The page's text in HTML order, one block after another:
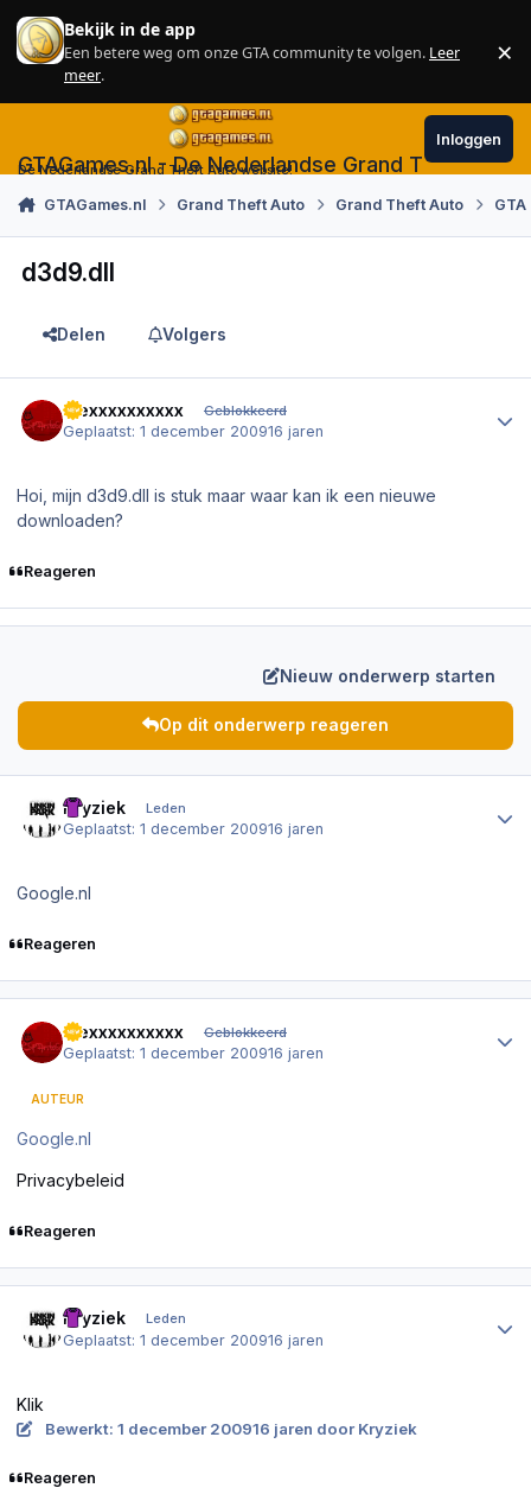
Skip to content
Bekijk in de app
Een betere weg om onze GTA community te volgen. Leer
meer.
×
GTAGames.nl - De Nederlandse Grand Theft Auto
De Nederlandse Grand Theft Auto website!
Inloggen
GTAGames.nl Grand Theft Auto Grand Theft Auto
d3d9.dll
Delen Volgers
Alexxxxxxxxxx Geblokkeerd
Geplaatst:1 december 200916 jaren
Hoi, mijn d3d9.dll is stuk maar waar kan ik een nieuwe
downloaden?
Reageren
Nieuw onderwerp starten
Op dit onderwerp reageren
Kryziek Leden
Geplaatst:1 december 200916 jaren
Google.nl
Reageren
Alexxxxxxxxxx Geblokkeerd
Geplaatst:1 december 200916 jaren
AUTEUR
Google.nl
Privacybeleid
Reageren
Kryziek Leden
Geplaatst:1 december 200916 jaren
Klik
Bewerkt: 1 december 200916 jaren door Kryziek
Reageren